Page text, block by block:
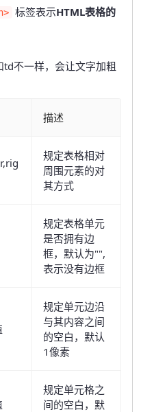
标签表示HTML表格的
不一样，会让文字加粗
描述
规定表格相对
周围元素的对
其方式
规定表格单元
是否拥有边
框，默认为"",
表示没有边框
规定单元边沿
与其内容之间
的空白，默认
1像素
规定单元格之
间的空白，默